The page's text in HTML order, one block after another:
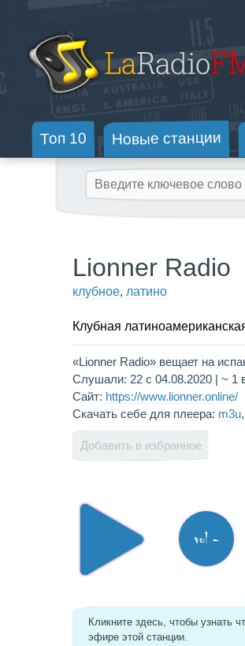
Топ 10 Новые станции
Lionner Radio
клубное, латино
Клубная
«Lionner Radio» вещает на
Слушали: 22 с 04.08.2020 | ~ 1
Сайт: https://www.lionner.online/
Скачать себе для плеера: m3u,
Добавить в избранное
vol -
Кликните здесь, чтобы узнать
эфире этой станции.